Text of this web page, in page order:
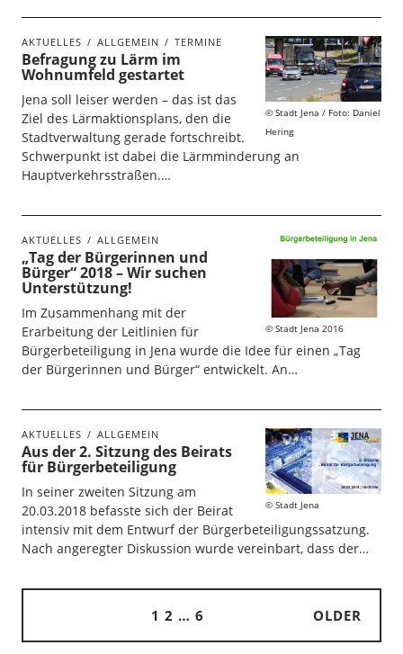
Stadt Jena / Foto: Daniel
Hering
AKTUELLES ALLGEMEIN TERMINE
Befragung zu Lärm im
Wohnumfeld gestartet
Jena soll leiser werden – das ist das
Ziel des Lärmaktionsplans, den die
Stadtverwaltung gerade fortschreibt.
Schwerpunkt ist dabei die Lärmminderung an
Hauptverkehrsstraßen.…
Stadt Jena 2016
AKTUELLES ALLGEMEIN
„Tag der Bürgerinnen und
Bürger“ 2018 – Wir suchen
Unterstützung!
Im Zusammenhang mit der
Erarbeitung der Leitlinien für
Bürgerbeteiligung in Jena wurde die Idee für einen „Tag
der Bürgerinnen und Bürger“ entwickelt. An…
Stadt Jena
AKTUELLES ALLGEMEIN
Aus der 2. Sitzung des Beirats
für Bürgerbeteiligung
In seiner zweiten Sitzung am
20.03.2018 befasste sich der Beirat
intensiv mit dem Entwurf der Bürgerbeteiligungssatzung.
Nach angeregter Diskussion wurde vereinbart, dass der…
1 2 … 6 OLDER